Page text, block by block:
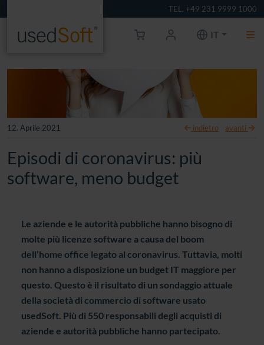
TEL. +49 231 9999 1000
IT
12. Aprile 2021 indietro avanti
Episodi di coronavirus: più
software, meno budget
Le aziende e le autorità pubbliche hanno bisogno di
molte più licenze software a causa del boom
dell’home office legato al coronavirus. Tuttavia, molti
non hanno a disposizione un budget IT maggiore per
questo. Questo è il risultato di un sondaggio attuale
della società di commercio di software usato
usedSoft. Più di 550 responsabili degli acquisti di
aziende e autorità pubbliche hanno partecipato.